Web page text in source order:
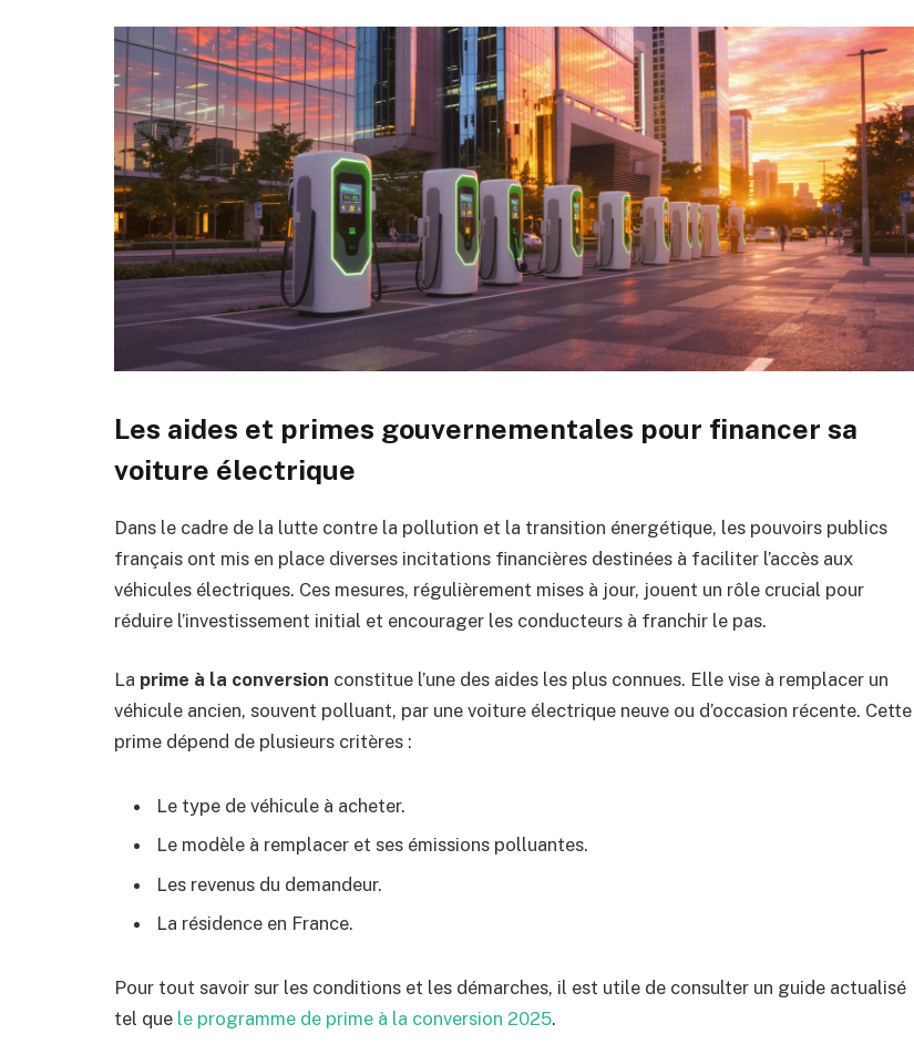
Les aides et primes gouvernementales pour financer sa
voiture électrique
Dans le cadre de la lutte contre la pollution et la transition énergétique, les pouvoirs publics
français ont mis en place diverses incitations financières destinées à faciliter l’accès aux
véhicules électriques. Ces mesures, régulièrement mises à jour, jouent un rôle crucial pour
réduire l’investissement initial et encourager les conducteurs à franchir le pas.
La prime à la conversion constitue l’une des aides les plus connues. Elle vise à remplacer un
véhicule ancien, souvent polluant, par une voiture électrique neuve ou d’occasion récente. Cette
prime dépend de plusieurs critères :
Le type de véhicule à acheter.
Le modèle à remplacer et ses émissions polluantes.
Les revenus du demandeur.
La résidence en France.
Pour tout savoir sur les conditions et les démarches, il est utile de consulter un guide actualisé
tel que le programme de prime à la conversion 2025.